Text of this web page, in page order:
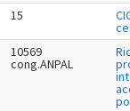
15
10569
cong.ANPAL